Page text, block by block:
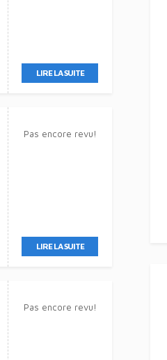
LIRE LA SUITE
Pas encore revu!
LIRE LA SUITE
Pas encore revu!